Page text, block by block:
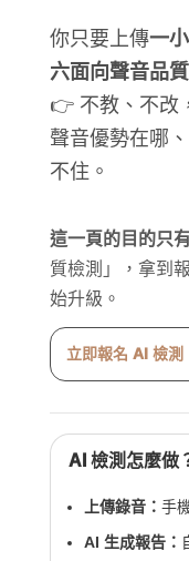
你只要上傳一
六面向聲音品
👉 不教、不改
聲音優勢在哪
不住。
這一頁的目的只
質檢測」，拿到
始升級。
立即報名 AI 檢
AI 檢測怎麼做
上傳錄音： 手
AI 生成報告：